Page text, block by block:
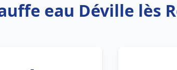
eau Déville lès